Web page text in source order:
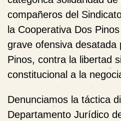
compañeros del
la Cooperativa Dos
grave ofensiva desatada
Pinos, contra la libertad
constitucional a la
Denunciamos la táctica
Departamento Jurídico